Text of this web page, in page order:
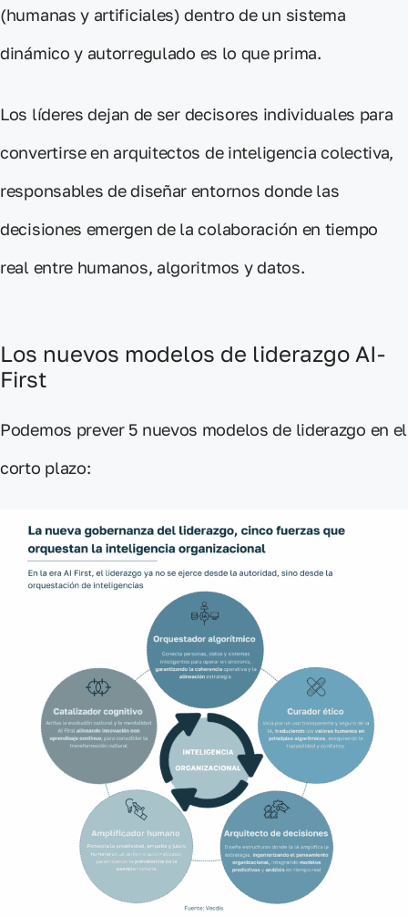
(humanas y artificiales) dentro de un sistema
dinámico y autorregulado es lo que prima.
Los líderes dejan de ser decisores individuales para
convertirse en arquitectos de inteligencia colectiva,
responsables de diseñar entornos donde las
decisiones emergen de la colaboración en tiempo
real entre humanos, algoritmos y datos.
Los nuevos modelos de liderazgo AI-
First
Podemos prever 5 nuevos modelos de liderazgo en el
corto plazo: